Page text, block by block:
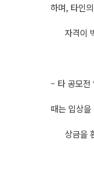
하며, 타인
자격이
– 타 공모전
때는 입상을
상금을